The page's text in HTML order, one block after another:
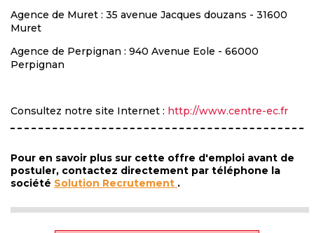
Agence de Muret : 35 avenue Jacques douzans - 31600
Muret
Agence de Perpignan : 940 Avenue Eole - 66000
Perpignan
Consultez notre site Internet : http://www.centre-ec.fr
Pour en savoir plus sur cette offre d'emploi avant de
postuler, contactez directement par téléphone la
société Solution Recrutement .